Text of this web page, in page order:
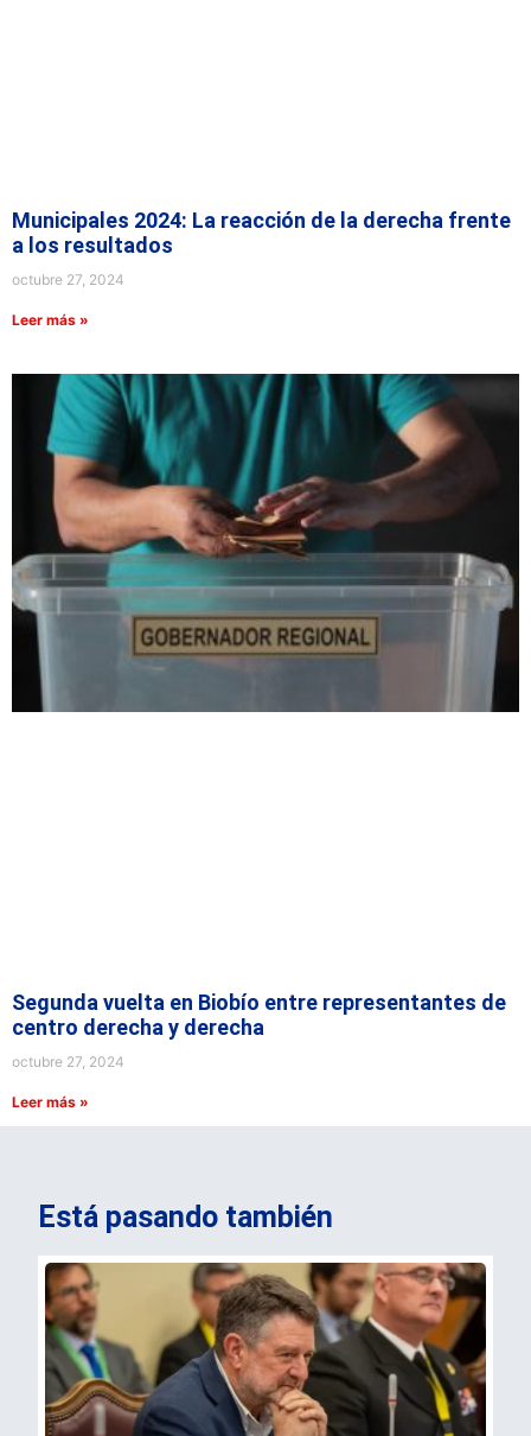
Municipales 2024: La reacción de la derecha frente
a los resultados
octubre 27, 2024
Leer más »
Segunda vuelta en Biobío entre representantes de
centro derecha y derecha
octubre 27, 2024
Leer más »
Está pasando también